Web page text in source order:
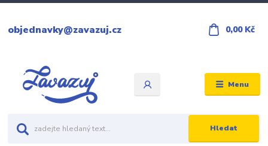
Menu
Hledat
objednavky@zavazuj.cz 0,00 Kč